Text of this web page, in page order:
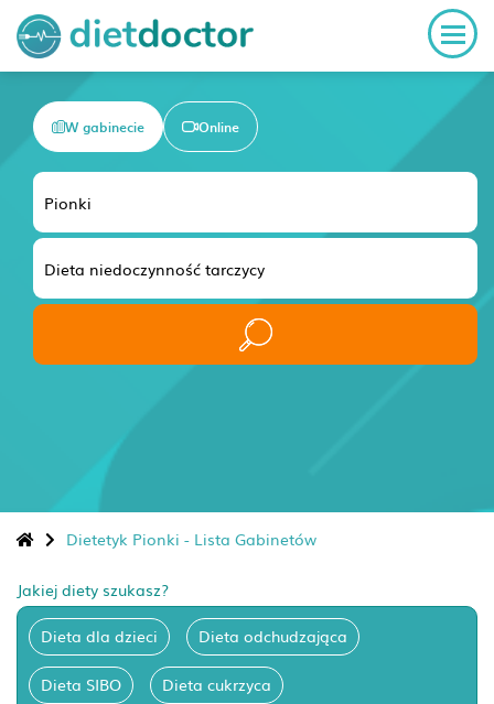
W gabinecie Online
Dietetyk Pionki - Lista Gabinetów
Jakiej diety szukasz?
Dieta dla dzieci Dieta odchudzająca
Dieta SIBO Dieta cukrzyca